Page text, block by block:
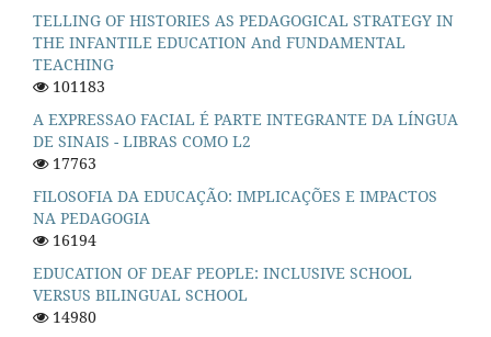
TELLING OF HISTORIES AS PEDAGOGICAL STRATEGY IN
THE INFANTILE EDUCATION And FUNDAMENTAL
TEACHING
101183
A EXPRESSAO FACIAL É PARTE INTEGRANTE DA LÍNGUA
DE SINAIS - LIBRAS COMO L2
17763
FILOSOFIA DA EDUCAÇÃO: IMPLICAÇÕES E IMPACTOS
NA PEDAGOGIA
16194
EDUCATION OF DEAF PEOPLE: INCLUSIVE SCHOOL
VERSUS BILINGUAL SCHOOL
14980